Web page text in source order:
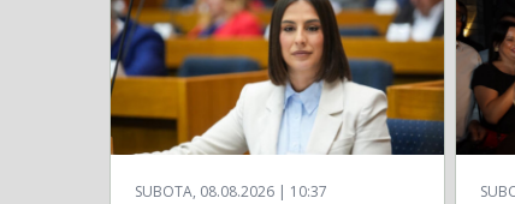
SUBOTA, 08.08.2026 | 10:37